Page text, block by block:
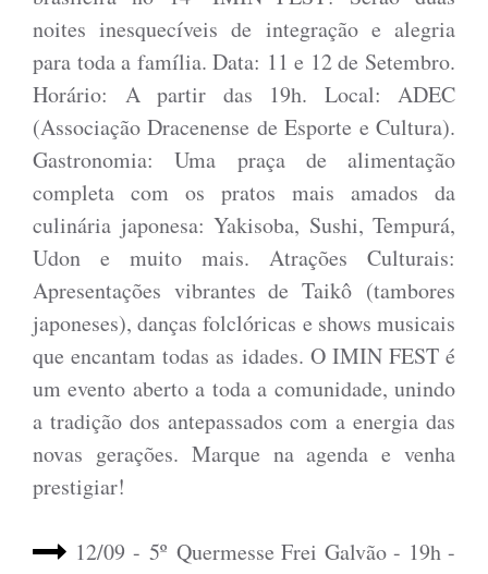
noites inesquecíveis de integração e alegria
para toda a família. Data: 11 e 12 de Setembro.
Horário: A partir das 19h. Local: ADEC
(Associação Dracenense de Esporte e Cultura).
Gastronomia: Uma praça de alimentação
completa com os pratos mais amados da
culinária japonesa: Yakisoba, Sushi, Tempurá,
Udon e muito mais. Atrações Culturais:
Apresentações vibrantes de Taikô (tambores
japoneses), danças folclóricas e shows musicais
que encantam todas as idades. O IMIN FEST é
um evento aberto a toda a comunidade, unindo
a tradição dos antepassados com a energia das
novas gerações. Marque na agenda e venha
prestigiar!
12/09 -5º Quermesse Frei Galvão - 19h -